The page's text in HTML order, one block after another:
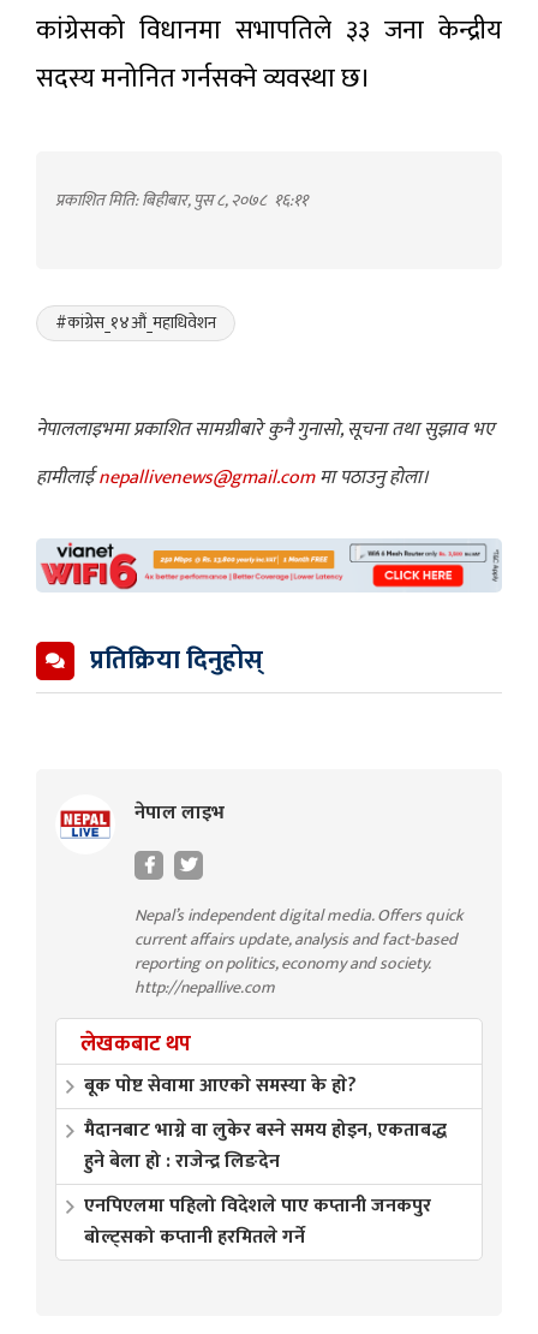
कांग्रेसको विधानमा सभापतिले ३३ जना केन्द्रीय
सदस्य मनोनित गर्नसक्ने व्यवस्था छ।
प्रकाशित मिति: बिहीबार, पुस ८, २०७८ १६:११
#कांग्रेस_१४औं_महाधिवेशन
नेपाललाइभमा प्रकाशित सामग्रीबारे कुनै गुनासो, सूचना तथा सुझाव भए
हामीलाईnepallivenews@gmail.comमा पठाउनु होला।
प्रतिक्रिया दिनुहोस्
नेपाल लाइभ
Nepal’s independent digital media. Offers quick
current affairs update, analysis and fact-based
reporting on politics, economy and society.
http://nepallive.com
लेखकबाट थप
बूक पाेष्ट सेवामा आएकाे समस्या के हाे?
मैदानबाट भाग्ने वा लुकेर बस्ने समय होइन, एकताबद्ध
हुने बेला हो : राजेन्द्र लिङदेन
एनपिएलमा पहिलो विदेशले पाए कप्तानी जनकपुर
बोल्ट्सको कप्तानी हरमितले गर्ने